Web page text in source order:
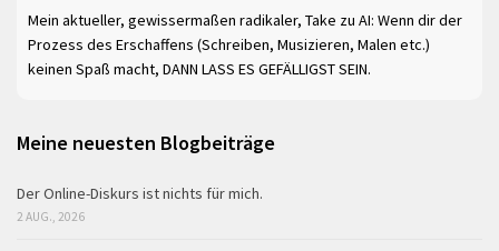
Mein aktueller, gewissermaßen radikaler, Take zu AI: Wenn dir der
Prozess des Erschaffens (Schreiben, Musizieren, Malen etc.)
keinen Spaß macht, DANN LASS ES GEFÄLLIGST SEIN.
Meine neuesten Blogbeiträge
Der Online-Diskurs ist nichts für mich.
2 AUG., 2026